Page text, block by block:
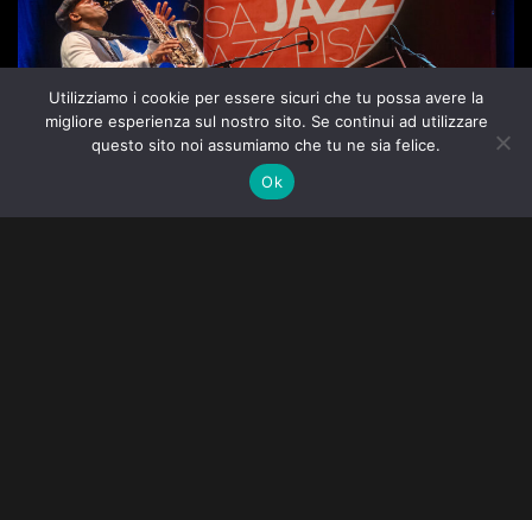
Utilizziamo i cookie per essere sicuri che tu possa avere la
migliore esperienza sul nostro sito. Se continui ad utilizzare
questo sito noi assumiamo che tu ne sia felice.
Ok